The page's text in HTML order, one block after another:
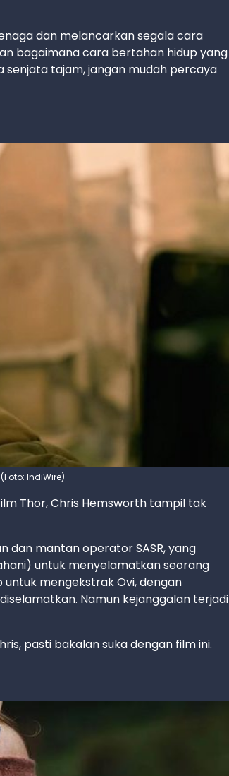
dan melancarkan segala cara
bagaimana cara bertahan hidup yang
senjata tajam, jangan mudah percaya
IndiWire)
Thor, Chris Hemsworth tampil tak
dan mantan operator SASR, yang
untuk menyelamatkan seorang
untuk mengekstrak Ovi, dengan
Namun kejanggalan terjadi
pasti bakalan suka dengan film ini.